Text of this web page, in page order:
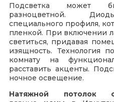
Подсветка может
разноцветной.
специального профиля,
пленкой. При включении
светиться, придавая
изящность. Технология
комнату на
расставить акценты.
ночное освещение.
Натяжной потолок